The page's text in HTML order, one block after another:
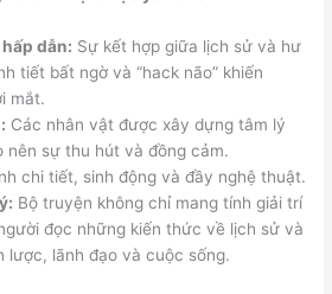
dẫn: Sự kết hợp giữa lịch sử và hư
tiết bất ngờ và “hack não” khiến
mắt.
Các nhân vật được xây dựng tâm lý
nên sự thu hút và đồng cảm.
chi tiết, sinh động và đầy nghệ thuật.
Bộ truyện không chỉ mang tính giải trí
đọc những kiến thức về lịch sử và
lược, lãnh đạo và cuộc sống.